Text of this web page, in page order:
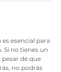
esencial para
Si no tienes un
de que
no podrás